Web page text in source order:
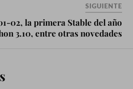
SIGUIENTE
02, la primera Stable del año
3.10, entre otras novedades